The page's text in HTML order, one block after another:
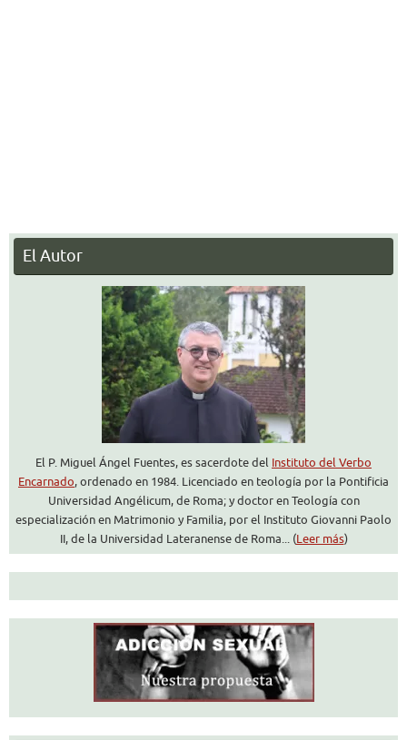
El Autor
El P. Miguel Ángel Fuentes, es sacerdote del Instituto del Verbo
Encarnado, ordenado en 1984. Licenciado en teología por la Pontificia
Universidad Angélicum, de Roma; y doctor en Teología con
especialización en Matrimonio y Familia, por el Instituto Giovanni Paolo
II, de la Universidad Lateranense de Roma... (Leer más)